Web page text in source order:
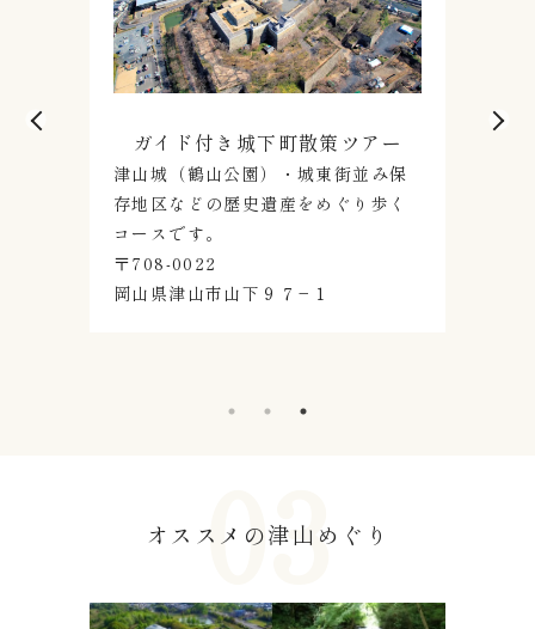
津山の竹細工の民芸品『作州
牛』製作体験
竹細工の民芸品『作州牛（さくしゅ
ううし）』づくりを、唯一無二の工
芸作家「白石靖」さんの直接指導で
作成します。
オススメの津山めぐり